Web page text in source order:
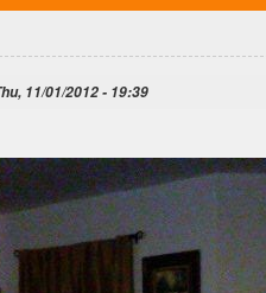
11/01/2012 - 19:39